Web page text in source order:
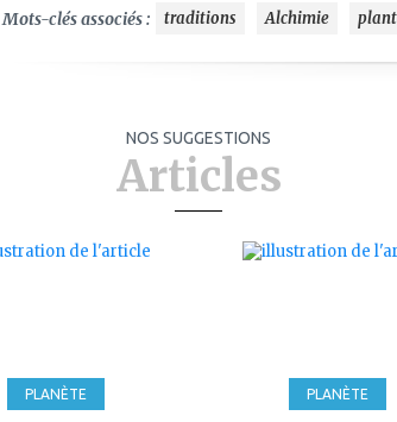
Mots-clés associés : traditions Alchimie
NOS SUGGESTIONS
Articles
PLANÈTE PLANÈTE